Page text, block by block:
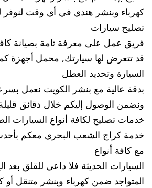
كهرباء وبنشر هندي في أي وقت
تصليح سيارات
فريق عمل على معرفة تامة بصيانة
قد تتعرض لها سيارتك, محمل أجهزة
السيارة وتحديد العطل
بدقة عالية مع بنشر الكويت نعمل
ونضمن الوصول إليكم خلال دقائق قليلة
خدمات تصليح لكافة أنواع السيارات
خدمة كراج الشعب البحري معكم بأحدث
مع كافة أنواع
السيارات الحديثة فلا داعي للقلق بعد
المتواجد ضمن كهرباء وبنشر متنقل أو